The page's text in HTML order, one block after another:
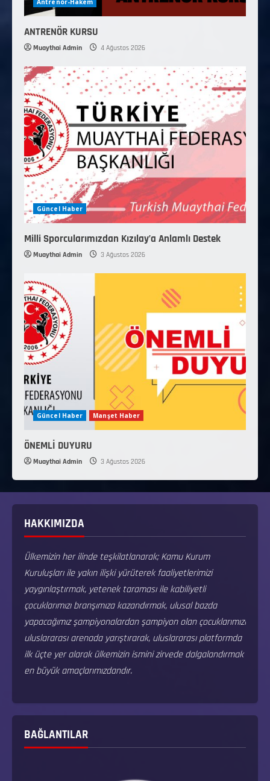
Antrenör-Hakem
ANTRENÖR KURSU
Muaythai Admin 4 Ağustos 2026
Güncel Haber
Milli Sporcularımızdan Kızılay’a Anlamlı Destek
Muaythai Admin 3 Ağustos 2026
Güncel Haber Manşet Haber
ÖNEMLİ DUYURU
Muaythai Admin 3 Ağustos 2026
HAKKIMIZDA
Ülkemizin her ilinde teşkilatlanarak; Kamu Kurum
Kuruluşları ile yakın ilişki yürüterek faaliyetlerimizi
yaygınlaştırmak, yetenek taraması ile kabiliyetli
çocuklarımızı branşımıza kazandırmak, ulusal bazda
yapacağımız şampiyonalardan şampiyon olan çocuklarımızı
uluslararası arenada yarıştırarak, uluslararası platformda
ilk üçte yer alarak ülkemizin ismini zirvede dalgalandırmak
en büyük amaçlarımızdandır.
BAĞLANTILAR